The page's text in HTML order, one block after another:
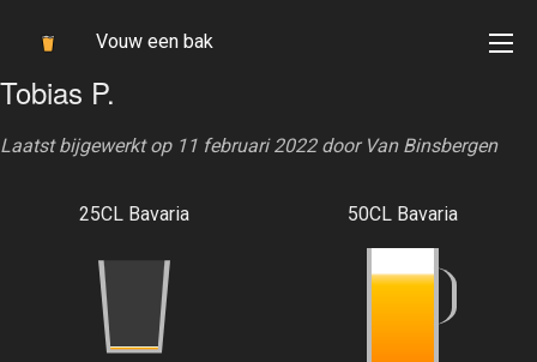
Vouw een bak
Tobias P.
Laatst bijgewerkt op 11 februari 2022 door Van Binsbergen
25CL Bavaria 50CL Bavaria